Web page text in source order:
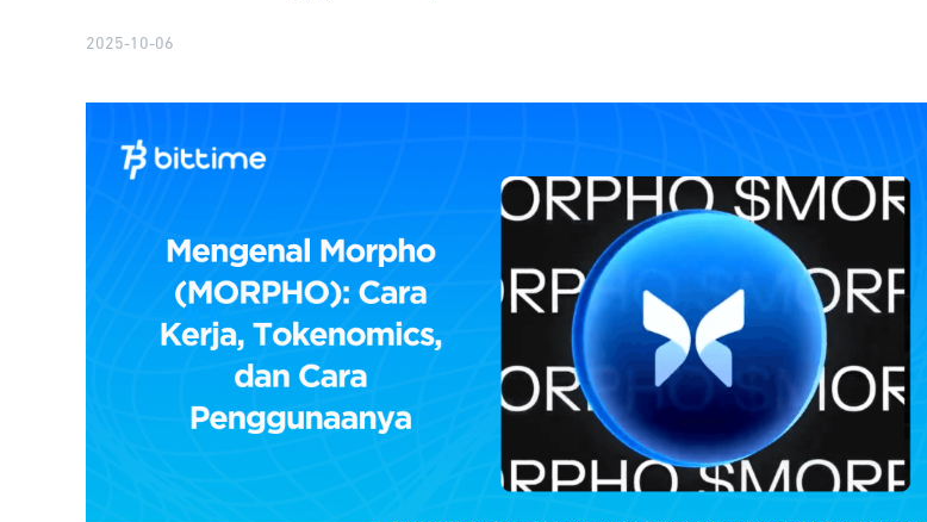
2025-10-06